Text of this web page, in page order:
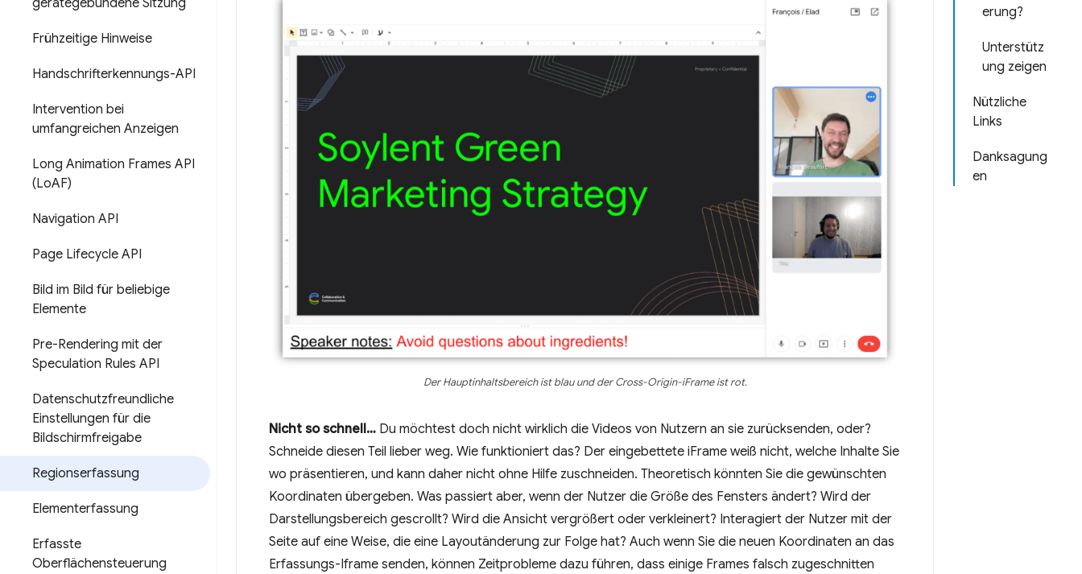
gerätegebundene Sitzung
Frühzeitige Hinweise
Handschrifterkennungs-API
Intervention bei
umfangreichen Anzeigen
Long Animation Frames API
(LoAF)
Navigation API
Page Lifecycle API
Bild im Bild für beliebige
Elemente
Pre-Rendering mit der
Speculation Rules API
Datenschutzfreundliche
Einstellungen für die
Bildschirmfreigabe
Regionserfassung
Elementerfassung
Erfasste
Oberflächensteuerung
erung?
Unterstütz
ung zeigen
Nützliche
Links
Danksagung
en
Der Hauptinhaltsbereich ist blau und der Cross-Origin-iFrame ist rot.
Nicht so schnell… Du möchtest doch nicht wirklich die Videos von Nutzern an sie zurücksenden, oder?
Schneide diesen Teil lieber weg. Wie funktioniert das? Der eingebettete iFrame weiß nicht, welche Inhalte Sie
wo präsentieren, und kann daher nicht ohne Hilfe zuschneiden. Theoretisch könnten Sie die gewünschten
Koordinaten übergeben. Was passiert aber, wenn der Nutzer die Größe des Fensters ändert? Wird der
Darstellungsbereich gescrollt? Wird die Ansicht vergrößert oder verkleinert? Interagiert der Nutzer mit der
Seite auf eine Weise, die eine Layoutänderung zur Folge hat? Auch wenn Sie die neuen Koordinaten an das
Erfassungs-Iframe senden, können Zeitprobleme dazu führen, dass einige Frames falsch zugeschnitten